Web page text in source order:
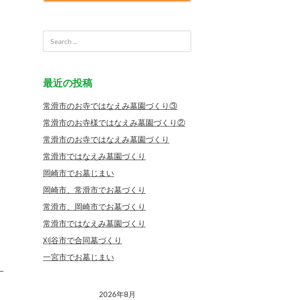
最近の投稿
常滑市のお寺ではなえみ墓園づくり③
常滑市のお寺様ではなえみ墓園づくり②
常滑市のお寺ではなえみ墓園づくり
常滑市ではなえみ墓園づくり
岡崎市でお墓じまい
岡崎市、常滑市でお墓づくり
常滑市、岡崎市でお墓づくり
常滑市ではなえみ墓園づくり
刈谷市で合同墓づくり
一宮市でお墓じまい
2026年8月